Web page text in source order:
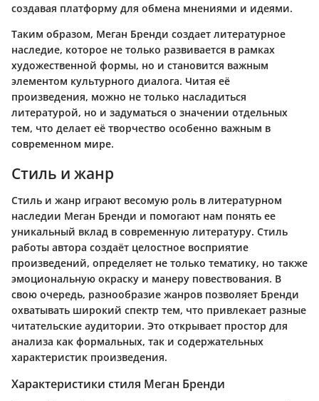
создавая платформу для обмена мнениями и идеями.
Таким образом, Меган Бренди создает литературное
наследие, которое не только развивается в рамках
художественной формы, но и становится важным
элементом культурного диалога. Читая её
произведения, можно не только насладиться
литературой, но и задуматься о значении отдельных
тем, что делает её творчество особенно важным в
современном мире.
Стиль и жанр
Стиль и жанр играют весомую роль в литературном
наследии Меган Бренди и помогают нам понять ее
уникальный вклад в современную литературу. Стиль
работы автора создаёт целостное восприятие
произведений, определяет не только тематику, но также
эмоциональную окраску и манеру повествования. В
свою очередь, разнообразие жанров позволяет Бренди
охватывать широкий спектр тем, что привлекает разные
читательские аудитории. Это открывает простор для
анализа как формальных, так и содержательных
характеристик произведения.
Характеристики стиля Меган Бренди